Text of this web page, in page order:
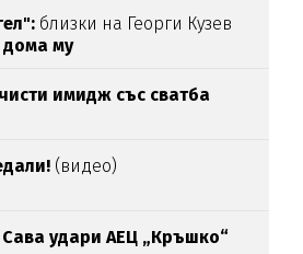
близки на Георги Кузев
дома му
имидж със сватба
(видео)
Сава удари АЕЦ „Кръшко“